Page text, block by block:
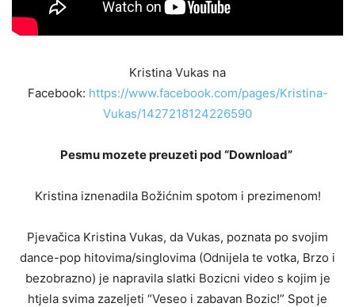
Kristina Vukas na
Facebook: https://www.facebook.com/pages/Kristina-
Vukas/1427218124226590
Pesmu mozete preuzeti pod “Download”
Kristina iznenadila Božićnim spotom i prezimenom!
Pjevačica Kristina Vukas, da Vukas, poznata po svojim
dance-pop hitovima/singlovima (Odnijela te votka, Brzo i
bezobrazno) je napravila slatki Bozicni video s kojim je
htjela svima zazeljeti “Veseo i zabavan Bozic!” Spot je